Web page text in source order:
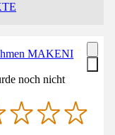
MAKENI
noch nicht